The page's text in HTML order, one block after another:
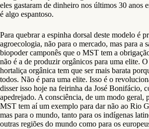
eles gastaram de dinheiro nos últimos 30 anos
é algo espantoso.
Para quebrar a espinha dorsal deste modelo é
agroecologia, não para o mercado, mas para a
biopoder camponês que o MST tem a
não é a de produzir orgânicos para uma elite.
hortaliça orgânica tem que ser mais barata
todos. Não é para uma elite. Isso é o
disser isso hoje na feirinha da José Bonifácio,
apedrejado. A consciência, de um modo geral,
MST tem aí um exemplo para dar não ao Rio
mas para o mundo, tanto para os indígenas
outras regiões do mundo como para os